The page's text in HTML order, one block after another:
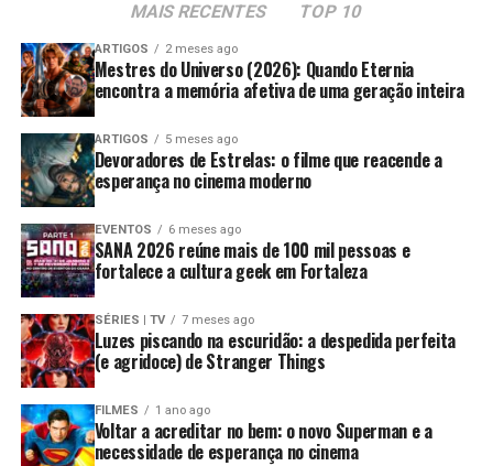
MAIS RECENTES TOP 10
ARTIGOS 2 meses ago
Mestres do Universo (2026): Quando Eternia
encontra a memória afetiva de uma geração inteira
ARTIGOS 5 meses ago
Devoradores de Estrelas: o filme que reacende a
esperança no cinema moderno
EVENTOS 6 meses ago
SANA 2026 reúne mais de 100 mil pessoas e
fortalece a cultura geek em Fortaleza
SÉRIES | TV 7 meses ago
Luzes piscando na escuridão: a despedida perfeita
(e agridoce) de Stranger Things
FILMES 1 ano ago
Voltar a acreditar no bem: o novo Superman e a
necessidade de esperança no cinema